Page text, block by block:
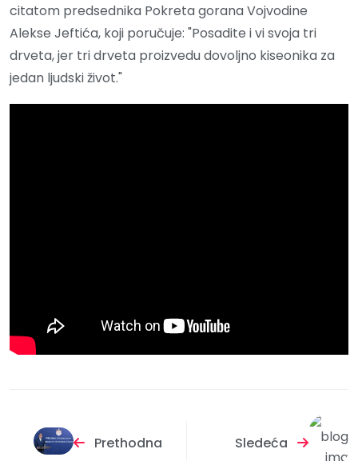
citatom predsednika Pokreta gorana Vojvodine
Alekse Jeftića, koji poručuje: "Posadite i vi svoja tri
drveta, jer tri drveta proizvedu dovoljno kiseonika za
jedan ljudski život."
Prethodna Sledeća